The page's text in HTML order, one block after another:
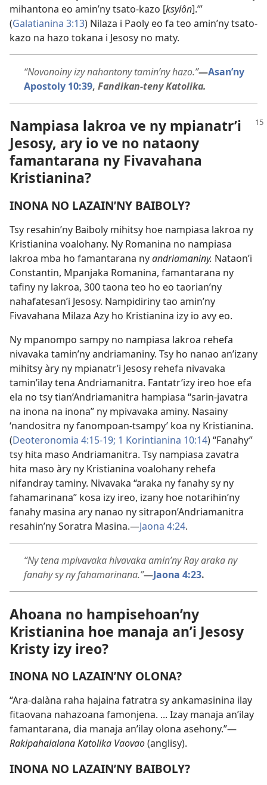
mihantona eo amin’ny tsato-kazo [ksylôn].’”
(Galatianina 3:13) Nilaza i Paoly eo fa teo amin’ny tsato-
kazo na hazo tokana i Jesosy no maty.
“Novonoiny izy nahantony tamin’ny hazo.”​—Asan’ny
Apostoly 10:39, Fandikan-teny Katolika.
Nampiasa lakroa ve ny mpianatr’i
Jesosy, ary io ve no nataony
famantarana ny Fivavahana
Kristianina?
INONA NO LAZAIN’NY BAIBOLY?
Tsy resahin’ny Baiboly mihitsy hoe nampiasa lakroa ny
Kristianina voalohany. Ny Romanina no nampiasa
lakroa mba ho famantarana nyandriamaniny. Nataon’i
Constantin, Mpanjaka Romanina, famantarana ny
tafiny ny lakroa, 300 taona teo ho eo taorian’ny
nahafatesan’i Jesosy. Nampidiriny tao amin’ny
Fivavahana Milaza Azy ho Kristianina izy io avy eo.
Ny mpanompo sampy no nampiasa lakroa rehefa
nivavaka tamin’ny andriamaniny. Tsy ho nanao an’izany
mihitsy àry ny mpianatr’i Jesosy rehefa nivavaka
tamin’ilay tena Andriamanitra. Fantatr’izy ireo hoe efa
ela no tsy tian’Andriamanitra hampiasa “sarin-javatra
na inona na inona” ny mpivavaka aminy. Nasainy
‘nandositra ny fanompoan-tsampy’ koa ny Kristianina.
(Deoteronomia 4:15-19; 1 Korintianina 10:14) “Fanahy”
tsy hita maso Andriamanitra. Tsy nampiasa zavatra
hita maso àry ny Kristianina voalohany rehefa
nifandray taminy. Nivavaka “araka ny fanahy sy ny
fahamarinana” kosa izy ireo, izany hoe notarihin’ny
fanahy masina ary nanao ny sitrapon’Andriamanitra
resahin’ny Soratra Masina.​—Jaona 4:24.
“Ny tena mpivavaka hivavaka amin’ny Ray araka ny
fanahy sy ny fahamarinana.”​—Jaona 4:23.
Ahoana no hampisehoan’ny
Kristianina hoe manaja an’i Jesosy
Kristy izy ireo?
INONA NO LAZAIN’NY OLONA?
“Ara-dalàna raha hajaina fatratra sy ankamasinina ilay
fitaovana nahazoana famonjena. ... Izay manaja an’ilay
famantarana, dia manaja an’ilay olona asehony.”​—
Rakipahalalana Katolika Vaovao(anglisy).
INONA NO LAZAIN’NY BAIBOLY?